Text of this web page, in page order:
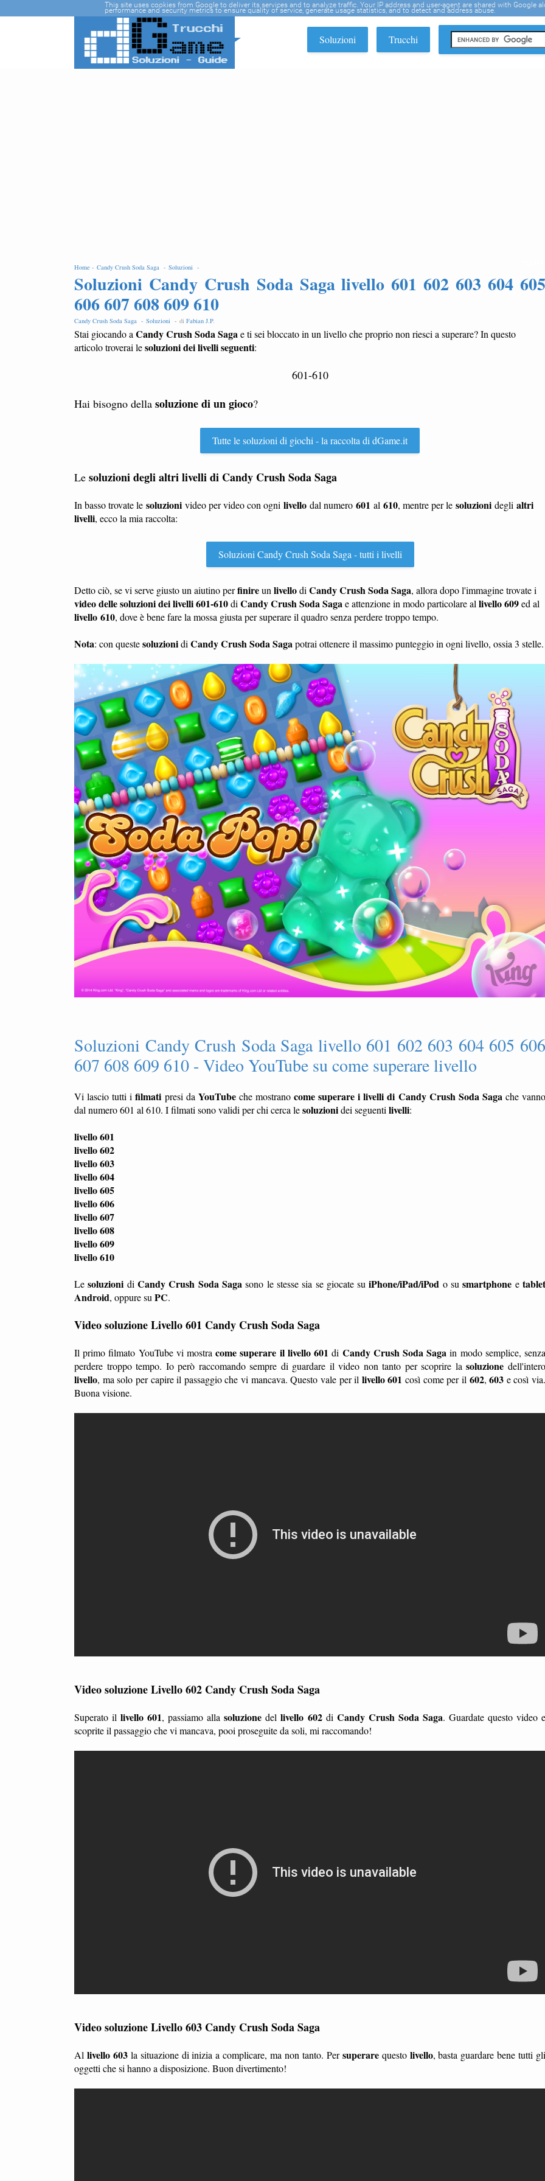
Soluzioni Trucchi
Home - Candy Crush Soda Saga - Soluzioni -
Soluzioni Candy Crush Soda Saga livello 601 602 603 604 605
606 607 608 609 610
Candy Crush Soda Saga - Soluzioni - di Fabian J.P.
Stai giocando a Candy Crush Soda Sagae ti sei bloccato in un livello che proprio non riesci a superare? In questo
articolo troverai lesoluzioni dei livelli seguenti:
601-610
Hai bisogno della soluzione di un gioco?
Tutte le soluzioni di giochi - la raccolta di dGame.it
Le soluzioni degli altri livelli di Candy Crush Soda Saga
In basso trovate le soluzioni video per video con ogni livello dal numero 601 al 610, mentre per le soluzioni degli altri
livelli, ecco la mia raccolta:
Soluzioni Candy Crush Soda Saga - tutti i livelli
Detto ciò, se vi serve giusto un aiutino perfinireun livellodi Candy Crush Soda Saga, allora dopo l'immagine trovate i
video delle soluzioni dei livelli 601-610di Candy Crush Soda Sagae attenzione in modo particolare al livello 609ed al
livello 610, dove è bene fare la mossa giusta per superare il quadro senza perdere troppo tempo.
Nota: con questesoluzionidi Candy Crush Soda Sagapotrai ottenere il massimo punteggio in ogni livello, ossia 3 stelle.
Soluzioni Candy Crush Soda Saga livello 601 602 603 604 605 606
607 608 609 610 - Video YouTube su come superare livello
Vi lascio tutti ifilmati presi da YouTubeche mostranocome superare i livelli di Candy Crush Soda Saga che
dal numero 601 al 610. I filmati sono validi per chi cerca lesoluzionidei seguenti livelli:
livello 601
livello 602
livello 603
livello 604
livello 605
livello 606
livello 607
livello 608
livello 609
livello 610
Lesoluzioni di Candy Crush Soda Saga sono le stesse sia se giocate suiPhone/iPad/iPod o susmartphone e
Android, oppure su PC.
Video soluzione Livello 601 Candy Crush Soda Saga
Il primo filmato YouTube vi mostracome superare il livello 601 di Candy Crush Soda Saga in modo semplice,
perdere troppo tempo. Io però raccomando sempre di guardare il video non tanto per scoprire lasoluzione
livello, ma solo per capire il passaggio che vi mancava. Questo vale per il livello 601 così come per il 602,603 e così via.
Buona visione.
Video soluzione Livello 602 Candy Crush Soda Saga
Superato illivello 601, passiamo allasoluzione dellivello 602di Candy Crush Soda Saga. Guardate questo video
scoprite il passaggio che vi mancava, pooi proseguite da soli, mi raccomando!
Video soluzione Livello 603 Candy Crush Soda Saga
Al livello 603la situazione di inizia a complicare, ma non tanto. Persuperarequesto livello, basta guardare bene tutti
oggetti che si hanno a disposizione. Buon divertimento!
This site uses cookies from Google to deliver its services and to analyze traffic. Your IP address and user-agent are shared with Google
performance and security metrics to ensure quality of service, generate usage statistics, and to detect and address abuse.